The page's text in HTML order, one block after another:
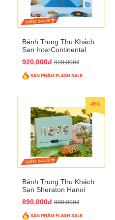
Bánh Trung Thu Khách
Sạn InterContinental
QTTT26
920,000đ 920,000₫
-0%
Bánh Trung Thu Khách
Sạn Sheraton Hanoi
890,000đ 890,000₫